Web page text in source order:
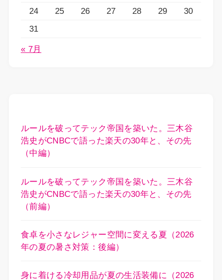
24
25 26 27 28 29
30
31
« 7月
ルールを破ってテック帝国を築いた。三木谷
浩史がCNBCで語った楽天の30年と、その先
（中編）
ルールを破ってテック帝国を築いた。三木谷
浩史がCNBCで語った楽天の30年と、その先
（前編）
食卓を小さなレジャー空間に変える夏（2026
年の夏の暑さ対策：後編）
身に着ける冷却用品が夏の生活装備に（2026